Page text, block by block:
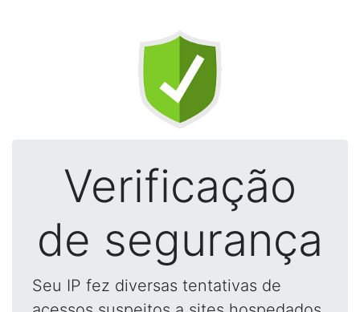
Verificação
de segurança
Seu IP fez diversas tentativas de